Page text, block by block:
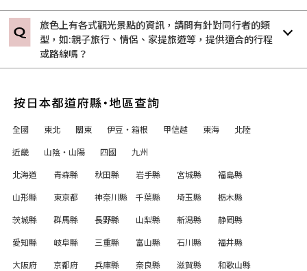
旅色上有各式觀光景點的資訊，請問有針對同行者的類
型，如:親子旅行、情侶、家提旅遊等，提供適合的行程
或路線嗎？
全國 東北 關東 伊豆・箱根 甲信越 東海
北陸
近畿
山陰・山陽 四國
九州
北海道
青森縣 秋田縣 岩手縣 宮城縣
福島縣
山形縣
東京都 神奈川縣 千葉縣 埼玉縣
栃木縣
茨城縣
群馬縣 長野縣 山梨縣 新潟縣
静岡縣
愛知縣
岐阜縣 三重縣 富山縣 石川縣
福井縣
大阪府
京都府 兵庫縣 奈良縣 滋賀縣
和歌山縣